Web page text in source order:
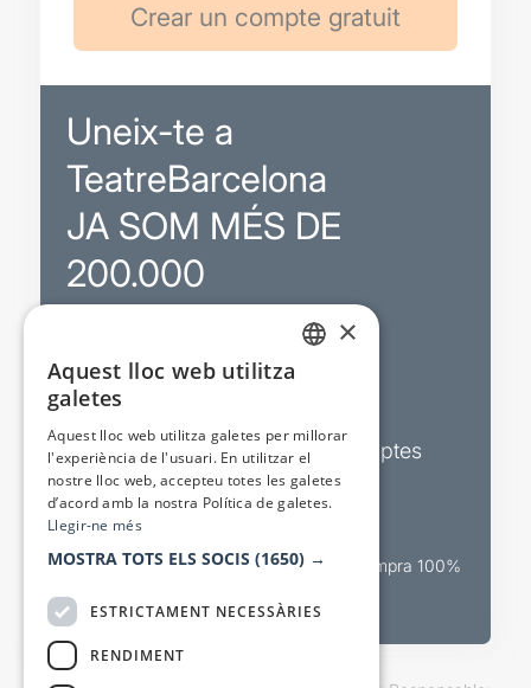
Uneix-te a
TeatreBarcelona
JA SOM MÉS DE
200.000
Sortejos exclusius
Butlletins d’actualitat i descomptes
Valora espectacles
Canal oficial de venda teatral Compra 100%
×
Aquest lloc web utilitza
galetes
Aquest lloc web utilitza galetes per millorar
l'experiència de l'usuari. En utilitzar el
nostre lloc web, accepteu totes les galetes
d’acord amb la nostra Política de galetes.
Llegir-ne més
MOSTRA TOTS ELS SOCIS (1650) →
ESTRICTAMENT NECESSÀRIES
RENDIMENT